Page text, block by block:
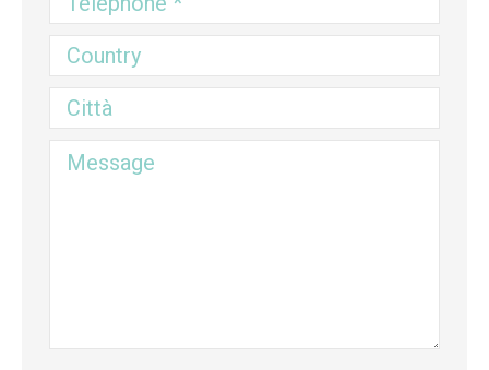
Country
Città
Message